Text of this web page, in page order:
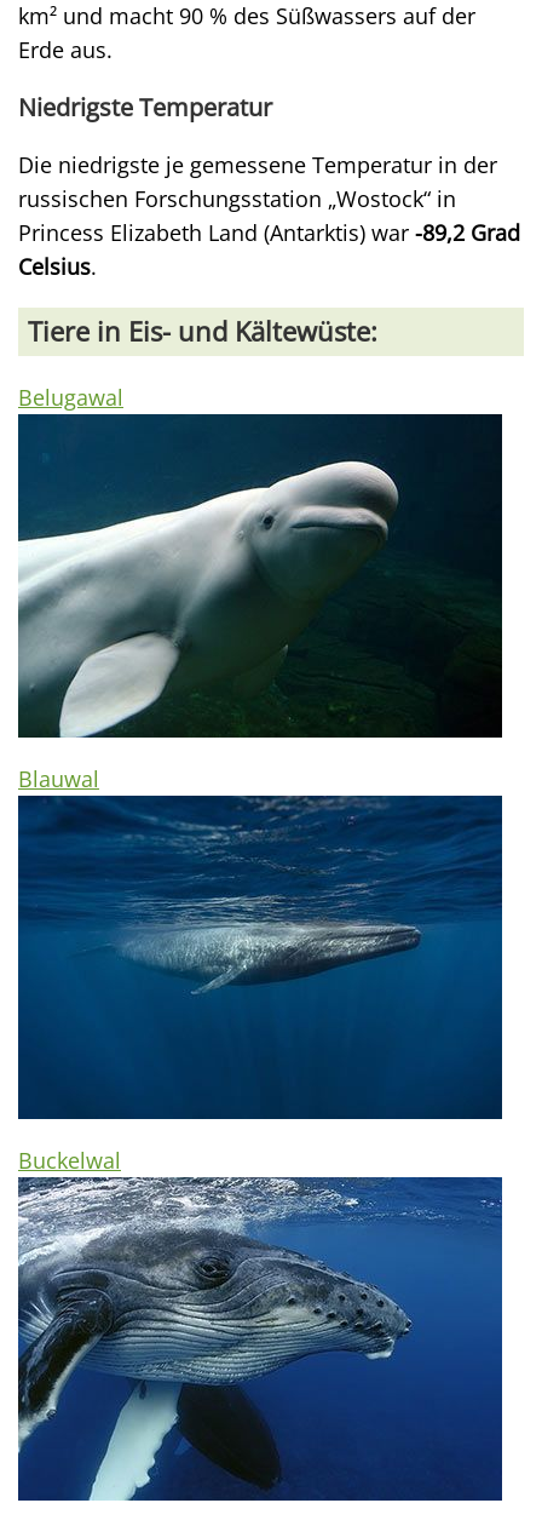
km² und macht 90 % des Süßwassers auf der
Erde aus.
Niedrigste Temperatur
Die niedrigste je gemessene Temperatur in der
russischen Forschungsstation „Wostock“ in
Princess Elizabeth Land (Antarktis) war -89,2 Grad
Celsius.
Tiere in Eis- und Kältewüste:
Belugawal
Blauwal
Buckelwal